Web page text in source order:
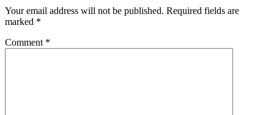
Your email address will not be published. Required fields are
marked *
Comment *